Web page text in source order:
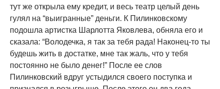
тут же открыла ему кредит, и весь театр целый день
гулял на “выигранные” деньги. К Пилинковскому
подошла артистка Шарлотта Яковлева, обняла его и
сказала: “Володечка, я так за тебя рада! Наконец-то ты
будешь жить в достатке, мне так жаль, что у тебя
постоянно не было денег!” После ее слов
Пилинковский вдруг устыдился своего поступка и